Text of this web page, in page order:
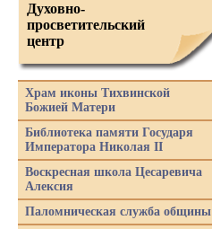
Духовно-
просветительский
центр
Храм иконы Тихвинской
Божией Матери
Библиотека памяти Государя
Императора Николая II
Воскресная школа Цесаревича
Алексия
Паломническая служба общины